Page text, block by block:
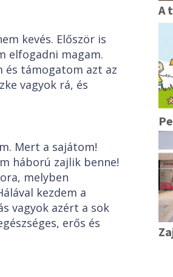
kevés. Először is
elfogadni magam.
és támogatom azt az
vagyok rá, és
Mert a sajátom!
háború zajlik benne!
melyben
kezdem a
vagyok azért a sok
erős és
A